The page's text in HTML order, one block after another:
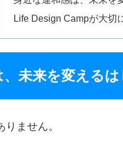
Life Design Campが大切
未来を変えるは
ません。